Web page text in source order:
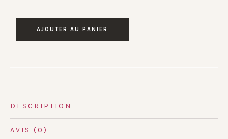
AJOUTER AU PANIER
DESCRIPTION
AVIS (0)